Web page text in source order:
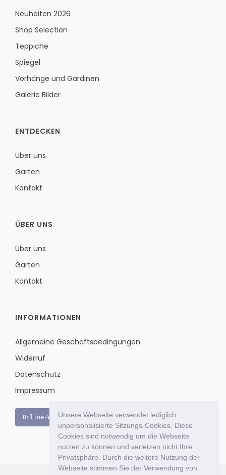
Unsere Webseite verwendet lediglich
unpersonalisierte Sitzungs-Cookies. Diese
Cookies sind notwendig um die Webseite
nutzen zu können und verletzen nicht Ihre
Privatsphäre. Durch die weitere Nutzung der
Webseite stimmen Sie der Verwendung von
Neuheiten 2026
Shop Selection
Teppiche
Spiegel
Vorhänge und Gardinen
Galerie Bilder
ENTDECKEN
Über uns
Garten
Kontakt
ÜBER UNS
Über uns
Garten
Kontakt
INFORMATIONEN
Allgemeine Geschäftsbedingungen
Widerruf
Datenschutz
Impressum
Online-Widerruf